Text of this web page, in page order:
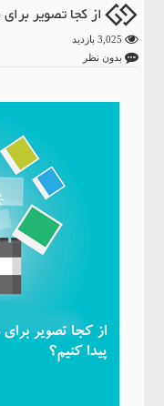
از کجا تصویر
بدون نظر